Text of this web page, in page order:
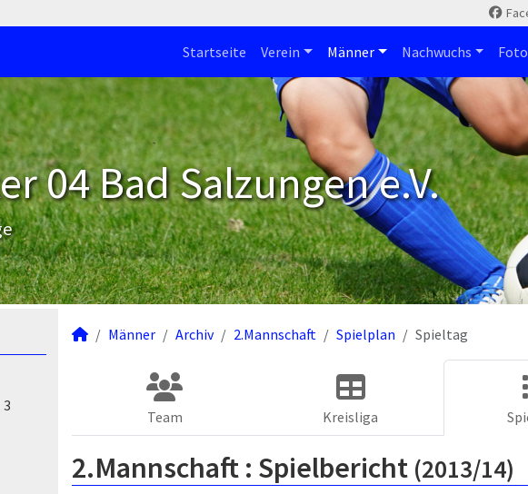
Startseite Verein Männer Nachwuchs
04 Bad Salzungen e.V.
Männer Archiv 2.Mannschaft Spielplan Spieltag
Team Kreisliga
2.Mannschaft : Spielbericht (2013/14)